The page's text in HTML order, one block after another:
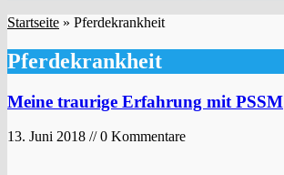
Startseite » Pferdekrankheit
Pferdekrankheit
Meine traurige Erfahrung mit PSSM
13. Juni 2018 // 0 Kommentare